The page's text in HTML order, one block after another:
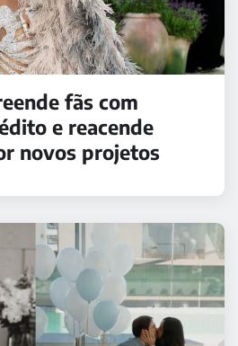
fãs com
e reacende
novos projetos